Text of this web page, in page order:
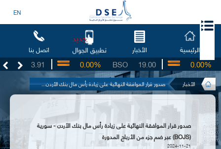
EN
الرئيسية الأخبار تطبيق الجوال
جديد
اتصل بنا
3.91
UG 19.00
BSO
0.00% 0.00%
الأخبار صدور قرار الموافقة النهائية على زيادة رأس مال بنك الأردن...
صدور قرار الموافقة النهائية على زيادة رأس مال بنك الأردن - سورية
(BOJS) عبر ضم جزء من الأرباح المدورة
2024-11-21